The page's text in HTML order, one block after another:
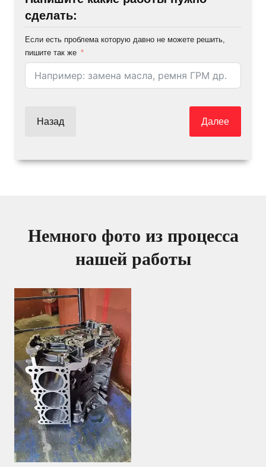
сделать:
Если есть проблема которую давно не можете решить,
пишите так же
Назад Далее
Немного фото из процесса
нашей работы